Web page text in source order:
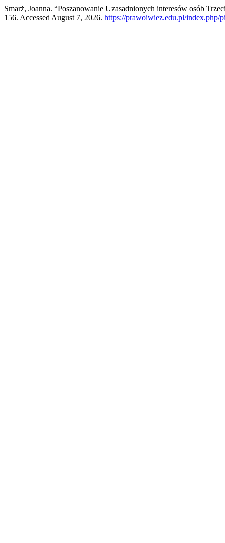
Smarż, Joanna. “Poszanowanie Uzasadnionych interesów osób
156. Accessed August 7, 2026. https://prawoiwiez.edu.pl/index.php/